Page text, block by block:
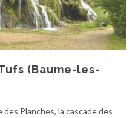
(Baume-les-
Planches, la cascade des